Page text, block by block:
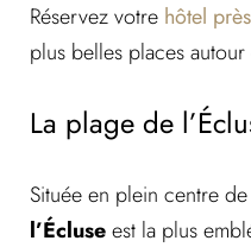
Réservez votre hôtel
plus belles places
La plage de
Située en plein centre
l’Écluseest la plus